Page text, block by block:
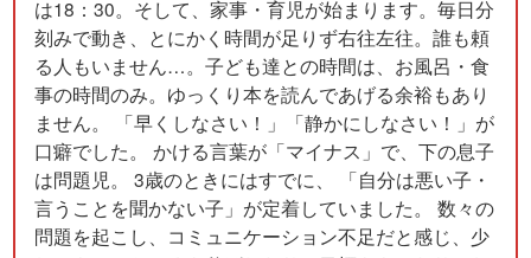
は18：30。そして、家事・育児が始まります。毎日分
刻みで動き、とにかく時間が足りず右往左往。誰も頼
る人もいません…。子ども達との時間は、お風呂・食
事の時間のみ。ゆっくり本を読んであげる余裕もあり
ません。 「早くしなさい！」「静かにしなさい！」が
口癖でした。 かける言葉が「マイナス」で、下の息子
は問題児。 3歳のときにはすでに、 「自分は悪い子・
言うことを聞かない子」が定着していました。 数々の
問題を起こし、コミュニケーション不足だと感じ、少